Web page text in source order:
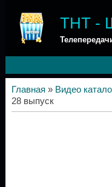
ТНТ -
Главная » Видео
28 выпуск